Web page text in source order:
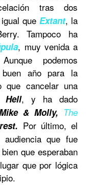
tras dos
que Extant, la
Tampoco ha
, muy venida a
podemos
año para la
cancelar una
Hell, y ha dado
& Molly, The
Por último, el
que fue
que esperaban
que por lógica